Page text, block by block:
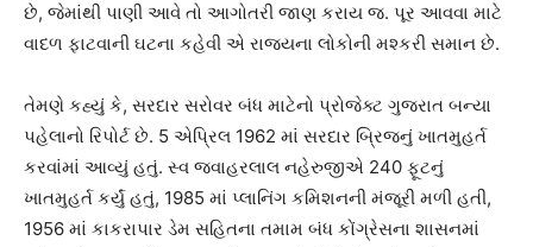
છે, જેમાંથી પાણી આવે તો આગોતરી જાણ કરાય જ. પૂર આવવા માટે
વાદળ ફાટવાની ઘટના કહેવી એ રાજ્યના લોકોની મશ્કરી સમાન છે.
તેમણે કહ્યું કે, સરદાર સરોવર બંધ માટેનો પ્રોજેક્ટ ગુજરાત બન્યા
પહેલાનો રિપોર્ટ છે. 5 એપ્રિલ 1962 માં સરદાર બ્રિજનું ખાતમુહર્ત
કરવાંમાં આવ્યું હતું. સ્વ જવાહરલાલ નહેરુજીએ 240 ફૂટનું
ખાતમુહર્ત કર્યું હતું, 1985 માં પ્લાનિંગ કમિશનની મંજૂરી મળી હતી,
1956 માં કાકરાપાર ડેમ સહિતના તમામ બંધ કોંગ્રેસના શાસનમાં